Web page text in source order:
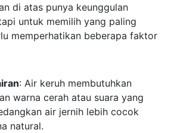
di atas punya keunggulan
untuk memilih yang paling
memperhatikan beberapa faktor
: Air keruh membutuhkan
warna cerah atau suara yang
air jernih lebih cocok
natural.